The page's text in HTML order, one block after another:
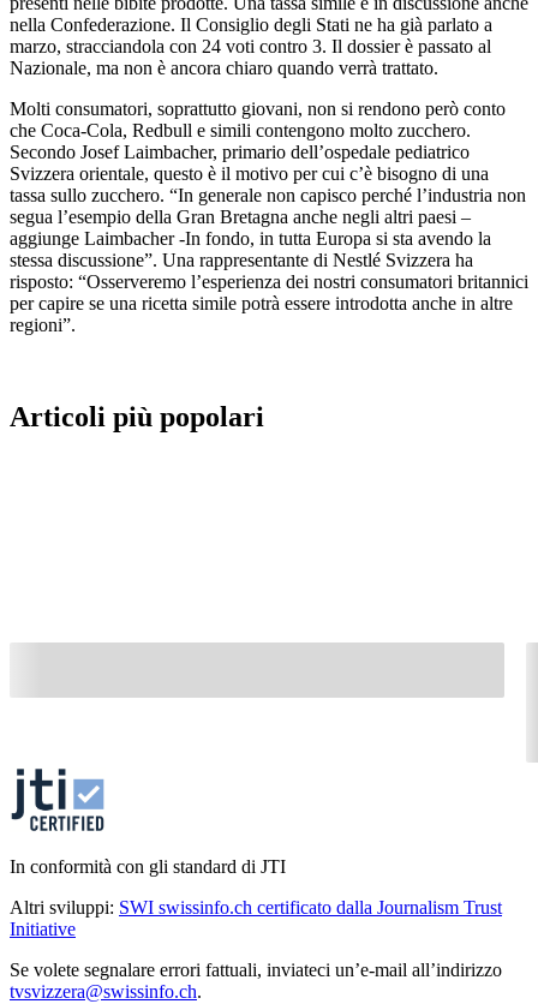
nella Confederazione. Il Consiglio degli Stati ne ha già parlato a
marzo, stracciandola con 24 voti contro 3. Il dossier è passato al
Nazionale, ma non è ancora chiaro quando verrà trattato.
Molti consumatori, soprattutto giovani, non si rendono però conto
che Coca-Cola, Redbull e simili contengono molto zucchero.
Secondo Josef Laimbacher, primario dell’ospedale pediatrico
Svizzera orientale, questo è il motivo per cui c’è bisogno di una
tassa sullo zucchero. “In generale non capisco perché l’industria non
segua l’esempio della Gran Bretagna anche negli altri paesi –
aggiunge Laimbacher -In fondo, in tutta Europa si sta avendo la
stessa discussione”. Una rappresentante di Nestlé Svizzera ha
risposto: “Osserveremo l’esperienza dei nostri consumatori britannici
per capire se una ricetta simile potrà essere introdotta anche in altre
regioni”.
Articoli più popolari
In conformità con gli standard di JTI
Altri sviluppi: SWI swissinfo.ch certificato dalla Journalism Trust
Initiative
Se volete segnalare errori fattuali, inviateci un’e-mail all’indirizzo
tvsvizzera@swissinfo.ch.